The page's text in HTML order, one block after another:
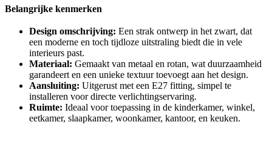
Belangrijke kenmerken
Design omschrijving: Een strak ontwerp in het zwart, dat
een moderne en toch tijdloze uitstraling biedt die in vele
interieurs past.
Materiaal: Gemaakt van metaal en rotan, wat duurzaamheid
garandeert en een unieke textuur toevoegt aan het design.
Aansluiting: Uitgerust met een E27 fitting, simpel te
installeren voor directe verlichtingservaring.
Ruimte: Ideaal voor toepassing in de kinderkamer, winkel,
eetkamer, slaapkamer, woonkamer, kantoor, en keuken.